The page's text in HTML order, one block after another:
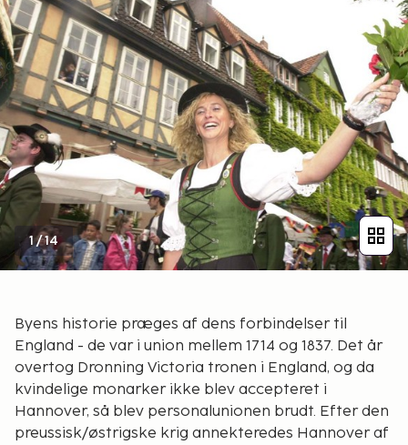
1/14
Byens historie præges af dens forbindelser til
England - de var i union mellem 1714 og 1837. Det år
overtog Dronning Victoria tronen i England, og da
kvindelige monarker ikke blev accepteret i
Hannover, så blev personalunionen brudt. Efter den
preussisk/østrigske krig annekteredes Hannover af